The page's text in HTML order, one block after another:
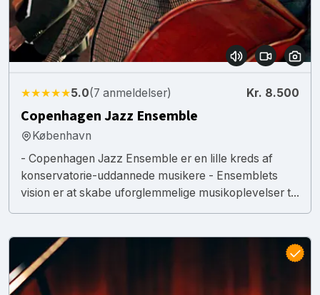
★★★★★5.0(7 anmeldelser) Kr. 8.500
Copenhagen Jazz Ensemble
København
- Copenhagen Jazz Ensemble er en lille kreds af
konservatorie-uddannede musikere ‍- Ensemblets
vision er at skabe uforglemmelige musikoplevelser t...